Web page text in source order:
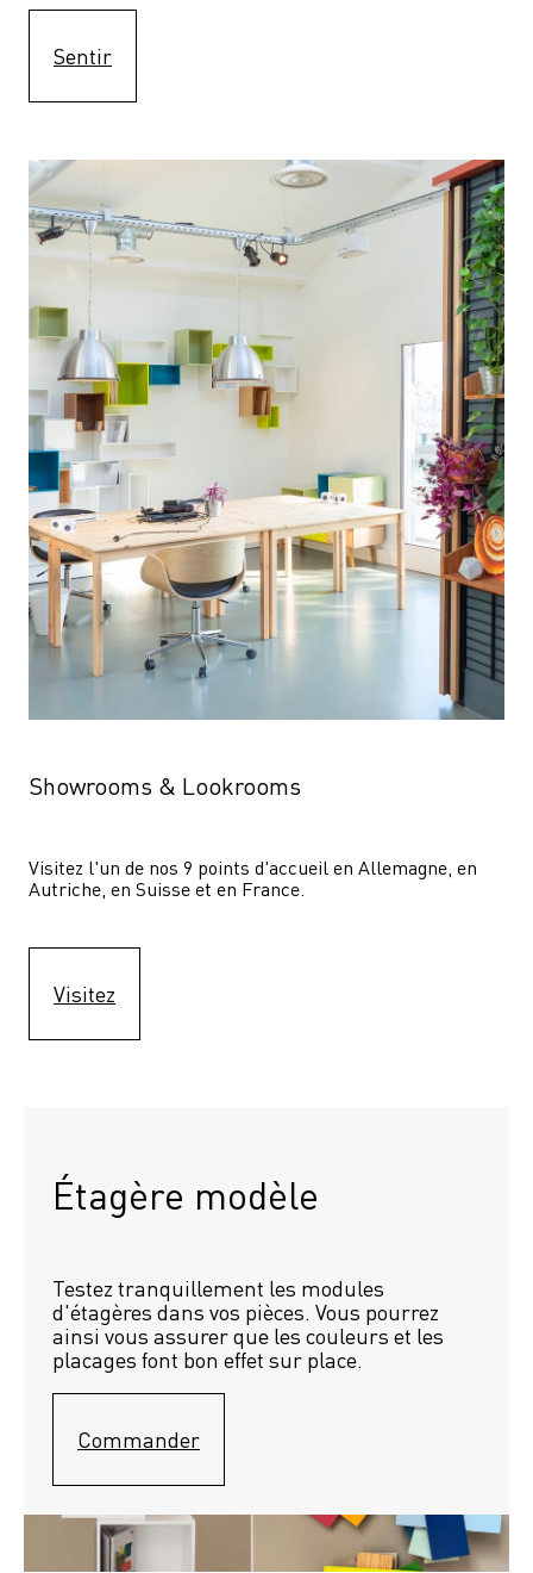
Sentir
Showrooms & Lookrooms
Visitez l'un de nos 9 points d'accueil en Allemagne, en
Autriche, en Suisse et en France.
Visitez
Étagère modèle
Testez tranquillement les modules
d'étagères dans vos pièces. Vous pourrez
ainsi vous assurer que les couleurs et les
placages font bon effet sur place.
Commander